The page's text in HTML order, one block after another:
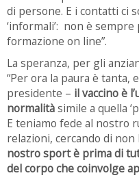
di persone. E i contatti ci
‘informali’: non è
formazione on line”.
La speranza, per gli
“Per ora la paura è tanta,
presidente – il vaccino è
normalitàsimile a quella
E teniamo fede al nostro
relazioni, cercando di
nostro sport è prima di
del corpo che coinvolge